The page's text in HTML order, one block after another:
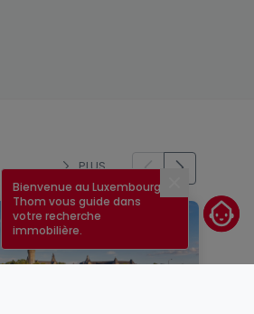
PLUS
Fermer
Bienvenue au Luxembourg !
Thom vous guide dans
votre recherche
immobilière.